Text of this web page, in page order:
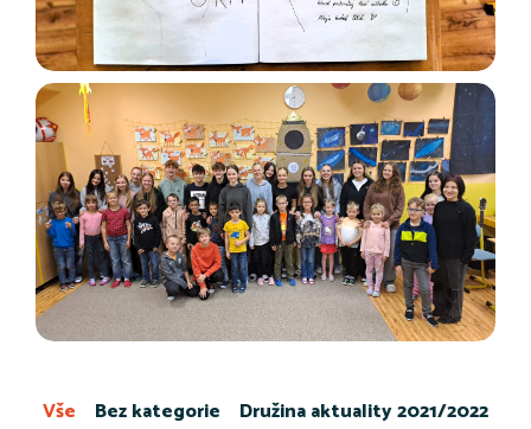
Bez kategorie
Družina aktuality 2021/2022
Vše